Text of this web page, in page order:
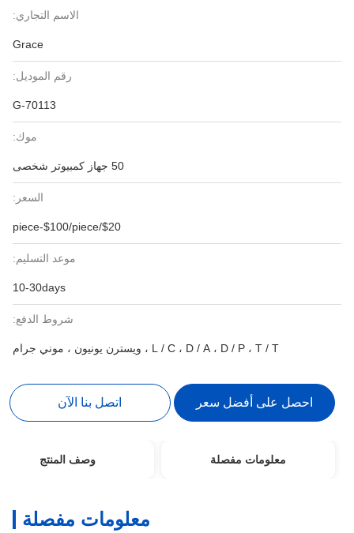
الاسم التجاري:
Grace
رقم الموديل:
G-70113
موك:
50 جهاز كمبيوتر شخصى
السعر:
$20/piece-$100/piece
موعد التسليم:
10-30days
شروط الدفع:
L / C ، D / A ، D / P ، T / T ، ويسترن يونيون ، موني جرام
احصل على أفضل سعر اتصل بنا الآن
معلومات مفصلة وصف المنتج
معلومات مفصلة